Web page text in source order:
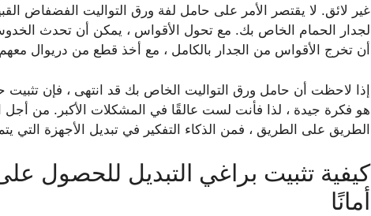
غير لائق. لا يقتصر الأمر على حامل لفة ورق التواليت الفضفاض
لجدار الحمام الخاص بك. مع تحول الأقواس ، يمكن أن تحدث
أن تخرج الأقواس من الجدار بالكامل ، مع أخذ قطع من دريوال
إذا لاحظت أن حامل ورق التواليت الخاص بك قد انتهى ، فإن
هو فكرة جيدة ، لذا فأنت لست عالقًا في المشكلات الأكبر. من
الطريق على الطريق ، فمن الذكاء التفكير في تبديل الأجهزة التي
كيفية تثبيت براغي التبديل للحصول
أمانًا